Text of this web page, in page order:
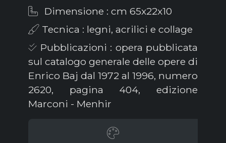
Dimensione : cm 65x22x10
Tecnica : legni, acrilici e collage
Pubblicazioni : opera pubblicata
sul catalogo generale delle opere di
Enrico Baj dal 1972 al 1996, numero
2620, pagina 404, edizione
Marconi - Menhir